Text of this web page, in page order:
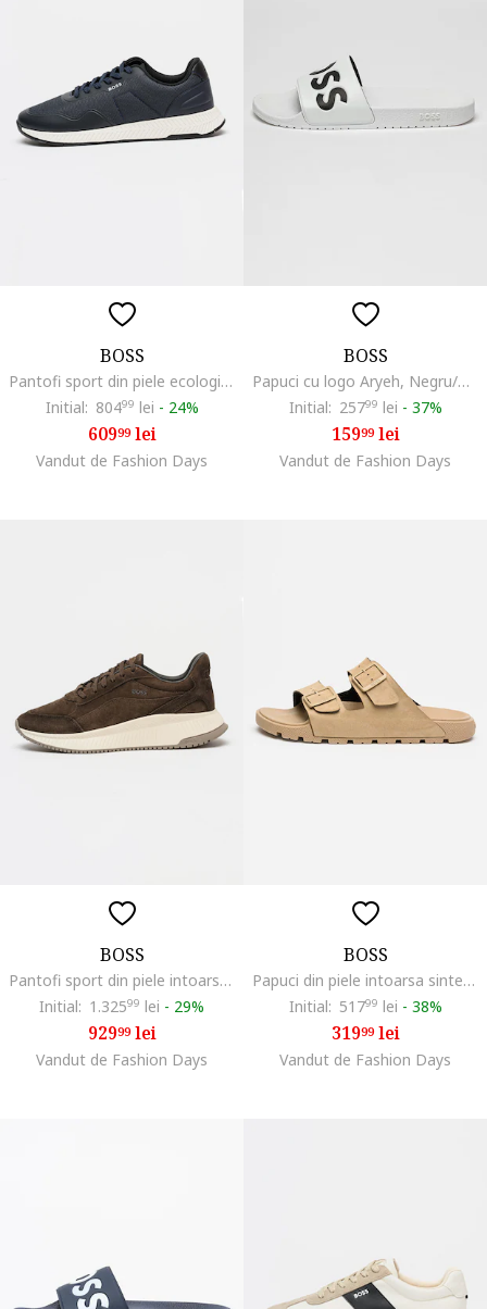
BOSS
Pantofi sport din piele ecologica cu garnituri din material textil Titanium Runn, Negru/Albastru inchis
Initial: 80499 lei - 24%
60999lei
Vandut de Fashion Days
BOSS
Papuci cu logo Aryeh, Negru/Alb optic
Initial: 25799 lei - 37%
15999lei
Vandut de Fashion Days
BOSS
Pantofi sport din piele intoarsa cu detaliu logo Ttnm Evo Runn, Maro inchis
Initial: 1.32599 lei - 29%
92999lei
Vandut de Fashion Days
BOSS
Papuci din piele intoarsa sintetica cu catarama Surfley, Bej
Initial: 51799 lei - 38%
31999lei
Vandut de Fashion Days